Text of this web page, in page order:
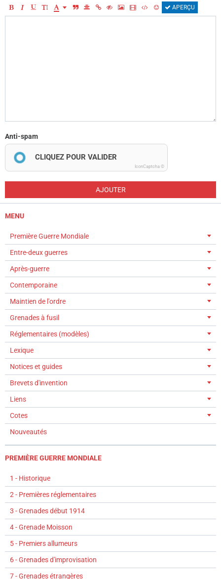
APERÇU
Anti-spam
CLIQUEZ POUR VALIDER
IconCaptcha ©
AJOUTER
MENU
Première Guerre Mondiale
Entre-deux guerres
Après-guerre
Contemporaine
Maintien de l'ordre
Grenades à fusil
Réglementaires (modèles)
Lexique
Notices et guides
Brevets d'invention
Liens
Cotes
Nouveautés
PREMIÈRE GUERRE MONDIALE
1 - Historique
2 - Premières réglementaires
3 - Grenades début 1914
4 - Grenade Moisson
5 - Premiers allumeurs
6 - Grenades d'improvisation
7 - Grenades étrangères